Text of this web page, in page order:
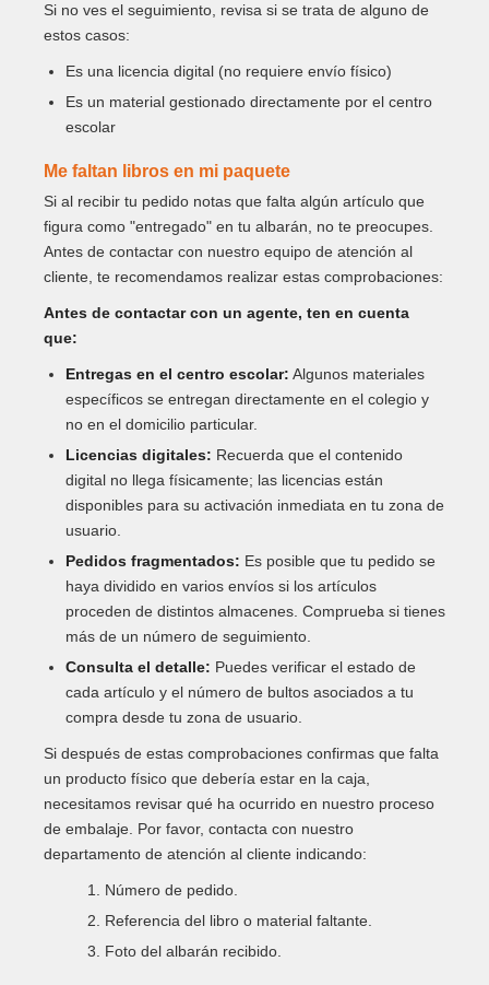
Si no ves el seguimiento, revisa si se trata de alguno de
estos casos:
Es una licencia digital (no requiere envío físico)
Es un material gestionado directamente por el centro
escolar
Me faltan libros en mi paquete
Si al recibir tu pedido notas que falta algún artículo que
figura como "entregado" en tu albarán, no te preocupes.
Antes de contactar con nuestro equipo de atención al
cliente, te recomendamos realizar estas comprobaciones:
Antes de contactar con un agente, ten en cuenta
que:
Entregas en el centro escolar: Algunos materiales
específicos se entregan directamente en el colegio y
no en el domicilio particular.
Licencias digitales: Recuerda que el contenido
digital no llega físicamente; las licencias están
disponibles para su activación inmediata en tu zona de
usuario.
Pedidos fragmentados: Es posible que tu pedido se
haya dividido en varios envíos si los artículos
proceden de distintos almacenes. Comprueba si tienes
más de un número de seguimiento.
Consulta el detalle: Puedes verificar el estado de
cada artículo y el número de bultos asociados a tu
compra desde tu zona de usuario.
Si después de estas comprobaciones confirmas que falta
un producto físico que debería estar en la caja,
necesitamos revisar qué ha ocurrido en nuestro proceso
de embalaje. Por favor, contacta con nuestro
departamento de atención al cliente indicando:
1. Número de pedido.
2. Referencia del libro o material faltante.
3. Foto del albarán recibido.